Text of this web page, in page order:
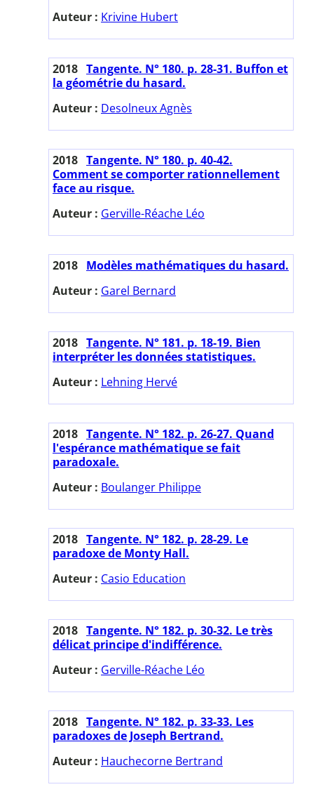
Auteur : Krivine Hubert
2018 Tangente. N° 180. p. 28-31. Buffon et
la géométrie du hasard.
Auteur : Desolneux Agnès
2018 Tangente. N° 180. p. 40-42.
Comment se comporter rationnellement
face au risque.
Auteur : Gerville-Réache Léo
2018 Modèles mathématiques du hasard.
Auteur : Garel Bernard
2018 Tangente. N° 181. p. 18-19. Bien
interpréter les données statistiques.
Auteur : Lehning Hervé
2018 Tangente. N° 182. p. 26-27. Quand
l'espérance mathématique se fait
paradoxale.
Auteur : Boulanger Philippe
2018 Tangente. N° 182. p. 28-29. Le
paradoxe de Monty Hall.
Auteur : Casio Education
2018 Tangente. N° 182. p. 30-32. Le très
délicat principe d'indifférence.
Auteur : Gerville-Réache Léo
2018 Tangente. N° 182. p. 33-33. Les
paradoxes de Joseph Bertrand.
Auteur : Hauchecorne Bertrand